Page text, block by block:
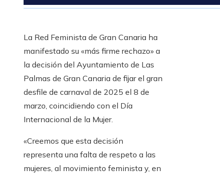
La Red Feminista de Gran Canaria ha
manifestado su «más firme rechazo» a
la decisión del Ayuntamiento de Las
Palmas de Gran Canaria de fijar el gran
desfile de carnaval de 2025 el 8 de
marzo, coincidiendo con el Día
Internacional de la Mujer.
«Creemos que esta decisión
representa una falta de respeto a las
mujeres, al movimiento feminista y, en